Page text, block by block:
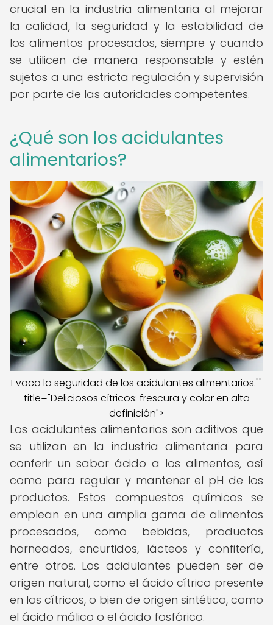
crucial en la industria alimentaria al mejorar
la calidad, la seguridad y la estabilidad de
los alimentos procesados, siempre y cuando
se utilicen de manera responsable y estén
sujetos a una estricta regulación y supervisión
por parte de las autoridades competentes.
¿Qué son los acidulantes
alimentarios?
Evoca la seguridad de los acidulantes alimentarios.""
title="Deliciosos cítricos: frescura y color en alta
definición">
Los acidulantes alimentarios son aditivos que
se utilizan en la industria alimentaria para
conferir un sabor ácido a los alimentos, así
como para regular y mantener el pH de los
productos. Estos compuestos químicos se
emplean en una amplia gama de alimentos
procesados, como bebidas, productos
horneados, encurtidos, lácteos y confitería,
entre otros. Los acidulantes pueden ser de
origen natural, como el ácido cítrico presente
en los cítricos, o bien de origen sintético, como
el ácido málico o el ácido fosfórico.